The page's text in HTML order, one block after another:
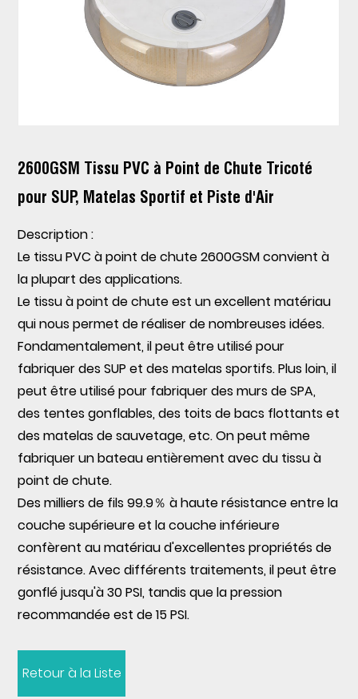
2600GSM Tissu PVC à Point de Chute Tricoté
pour SUP, Matelas Sportif et Piste d'Air
Description:
Le tissu PVC à point de chute 2600GSM convient à
la plupart des applications.
Le tissu à point de chute est un excellent matériau
qui nous permet de réaliser de nombreuses idées.
Fondamentalement, il peut être utilisé pour
fabriquer des SUP et des matelas sportifs. Plus loin, il
peut être utilisé pour fabriquer des murs de SPA,
des tentes gonflables, des toits de bacs flottants et
des matelas de sauvetage, etc. On peut même
fabriquer un bateau entièrement avec du tissu à
point de chute.
Des milliers de fils 99.9％ à haute résistance entre la
couche supérieure et la couche inférieure
confèrent au matériau d'excellentes propriétés de
résistance. Avec différents traitements, il peut être
gonflé jusqu'à 30 PSI, tandis que la pression
recommandée est de 15 PSI.
Retour à la Liste